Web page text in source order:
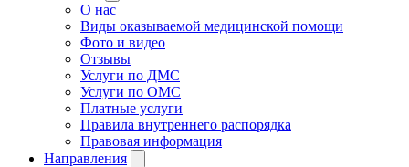
О нас
Виды оказываемой медицинской помощи
Фото и видео
Отзывы
Услуги по ДМС
Услуги по ОМС
Платные услуги
Правила внутреннего распорядка
Правовая информация
Направления